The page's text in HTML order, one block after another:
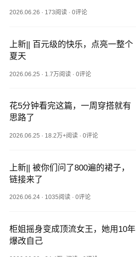
2026.06.26 · 173阅读 ·0评论
上新|| 百元级的快乐，点亮一整个
夏天
2026.06.25 · 1.7万阅读 ·0评论
花5分钟看完这篇，一周穿搭就有
思路了
2026.06.25 · 18.2万+阅读 ·0评论
上新|| 被你们问了800遍的裙子，
链接来了
2026.06.24 · 1035阅读 ·0评论
柜姐摇身变成顶流女王，她用10年
爆改自己